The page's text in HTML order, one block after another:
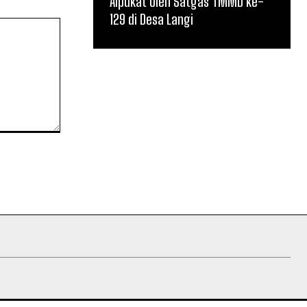
129 di Desa Langi